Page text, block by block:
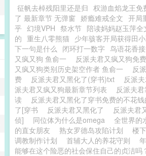
征帆去棹残阳里还是归 权游血焰龙王免
了 最新章节 无弹窗 娇瘾难戒全文 开局
乎 幻境VPH 祭水节 陪读妈妈赵玉萍全
的 重生八零熊猫 少年骇客开局获得田
下一句是什么 闭环打一数字 鸟语花香
又疯又狗 鱼俞一
反派夫君又疯又狗免费
又疯又狗类别历史架空作者 鱼俞一
反
费
反派夫君又黑化了(穿书)txt 反派
派夫君又疯又狗最新章节列表
反派夫
读
反派夫君又黑化了穿书免费的不花钱
了[穿书
反派夫君又黑化了 反派夫君
侦]
同位体为什么是omega 全世界的
的直女朋友
熟女罗德岛攻陷计划 楼
调教制作计划
首辅大人的养花守则
能够在这个险恶的社会保住自己的贞洁吗